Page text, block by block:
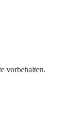
vorbehalten.